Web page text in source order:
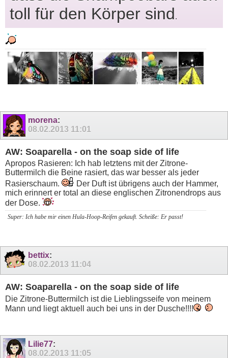
toll für den Körper sind.
morena:
08.02.2013 11:01
AW: Soaparella - on the soap side of life
Apropos Rasieren: Ich hab letztens mit der Zitrone-
Buttermilch die Beine rasiert, das war besser als jeder
Rasierschaum.
Der Duft ist übrigens auch der Hammer,
mich erinnert er total an diese englischen Zitronendrops aus
der Dose.
Super: Ich habe mir einen Hula-Hoop-Reifen gekauft. Scheiße: Er passt!
bettix:
08.02.2013 11:04
AW: Soaparella - on the soap side of life
Die Zitrone-Buttermilch ist die Lieblingsseife von meinem
Mann und liegt aktuell auch bei uns in der Dusche!!!!
Lilie77:
08.02.2013 11:05